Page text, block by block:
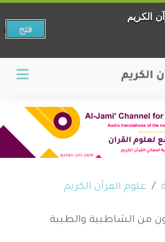
علوم القرآن الكريم
من الشاطبية والطيبة
الكريم
فتح